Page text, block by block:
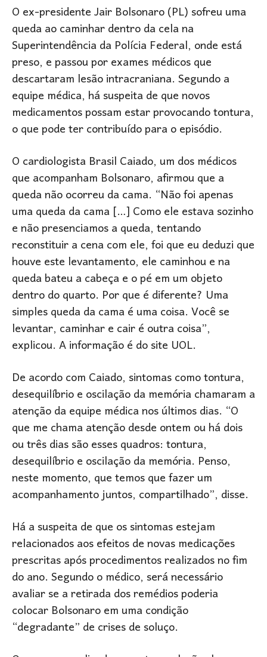
O ex-presidente Jair Bolsonaro (PL) sofreu uma
queda ao caminhar dentro da cela na
Superintendência da Polícia Federal, onde está
preso, e passou por exames médicos que
descartaram lesão intracraniana. Segundo a
equipe médica, há suspeita de que novos
medicamentos possam estar provocando tontura,
o que pode ter contribuído para o episódio.
O cardiologista Brasil Caiado, um dos médicos
que acompanham Bolsonaro, afirmou que a
queda não ocorreu da cama. “Não foi apenas
uma queda da cama […] Como ele estava sozinho
e não presenciamos a queda, tentando
reconstituir a cena com ele, foi que eu deduzi que
houve este levantamento, ele caminhou e na
queda bateu a cabeça e o pé em um objeto
dentro do quarto. Por que é diferente? Uma
simples queda da cama é uma coisa. Você se
levantar, caminhar e cair é outra coisa”,
explicou. A informação é do site UOL.
De acordo com Caiado, sintomas como tontura,
desequilíbrio e oscilação da memória chamaram a
atenção da equipe médica nos últimos dias. “O
que me chama atenção desde ontem ou há dois
ou três dias são esses quadros: tontura,
desequilíbrio e oscilação da memória. Penso,
neste momento, que temos que fazer um
acompanhamento juntos, compartilhado”, disse.
Há a suspeita de que os sintomas estejam
relacionados aos efeitos de novas medicações
prescritas após procedimentos realizados no fim
do ano. Segundo o médico, será necessário
avaliar se a retirada dos remédios poderia
colocar Bolsonaro em uma condição
“degradante” de crises de soluço.